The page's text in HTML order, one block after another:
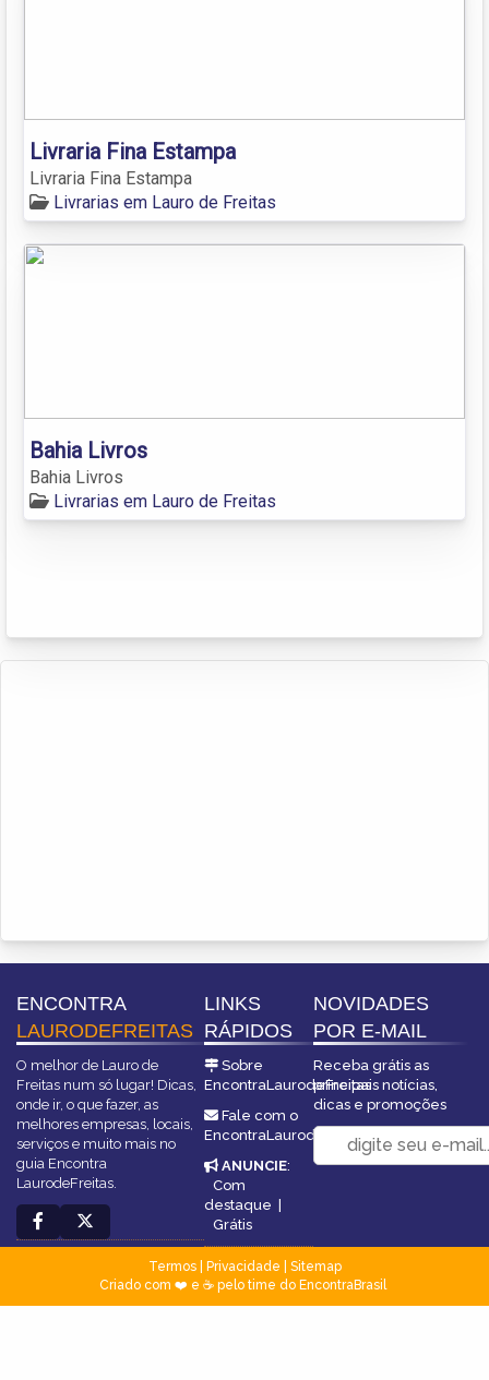
Livraria Fina Estampa
Livraria Fina Estampa
Livrarias em Lauro de Freitas
Bahia Livros
Bahia Livros
Livrarias em Lauro de Freitas
ENCONTRA
LAURODEFREITAS
O melhor de Lauro de
Freitas num só lugar! Dicas,
onde ir, o que fazer, as
melhores empresas, locais,
serviços e muito mais no
guia Encontra
LaurodeFreitas.
LINKS
RÁPIDOS
Sobre
EncontraLaurodeFreitas
Fale com o
EncontraLaurodeFreitas
ANUNCIE:
Com
destaque |
Grátis
NOVIDADES
POR E-MAIL
Receba grátis as
principais notícias,
dicas e promoções
Termos| Privacidade
Sitemap
Criado com ❤️ e ☕ pelo time do EncontraBrasil